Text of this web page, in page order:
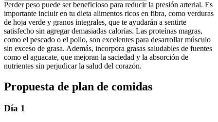
Perder peso puede ser beneficioso para reducir la presión arterial. Es
importante incluir en tu dieta alimentos ricos en fibra, como verduras
de hoja verde y granos integrales, que te ayudarán a sentirte
satisfecho sin agregar demasiadas calorías. Las proteínas magras,
como el pescado o el pollo, son excelentes para desarrollar músculo
sin exceso de grasa. Además, incorpora grasas saludables de fuentes
como el aguacate, que mejoran la saciedad y la absorción de
nutrientes sin perjudicar la salud del corazón.
Propuesta de plan de comidas
Día 1